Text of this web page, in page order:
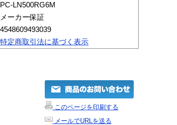
PC-LN500RG6M
メーカー保証
4548609493039
特定商取引法に基づく表示
このページを印刷する
メールでURLを送る